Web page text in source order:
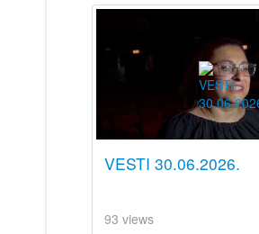
VESTI 30.06.2026.
93 views